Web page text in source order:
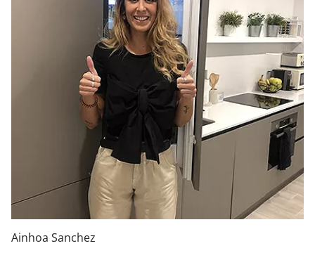
Ainhoa Sanchez